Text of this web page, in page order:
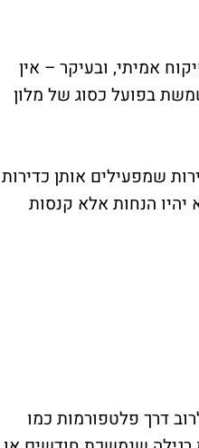
אמיתי, ובעיקר – אין
בפועל כסוג של מלון
שמפעילים אותן כדירות
יהיו הנחות אלא קנסות
דרך פלטפורמות כמו